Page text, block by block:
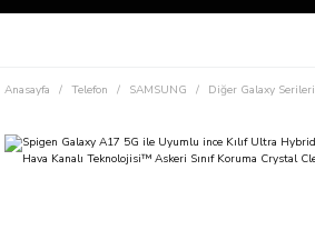
Siparişleriniz
Süper İndirimli Fiyatlar
Anasayfa Telefon SAMSUNG Diğer Galaxy Serileri